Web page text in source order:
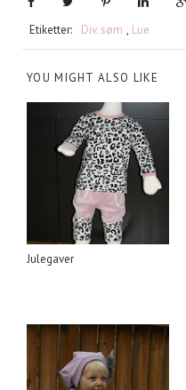
Etiketter: Div. søm , Lue
YOU MIGHT ALSO LIKE
Julegaver